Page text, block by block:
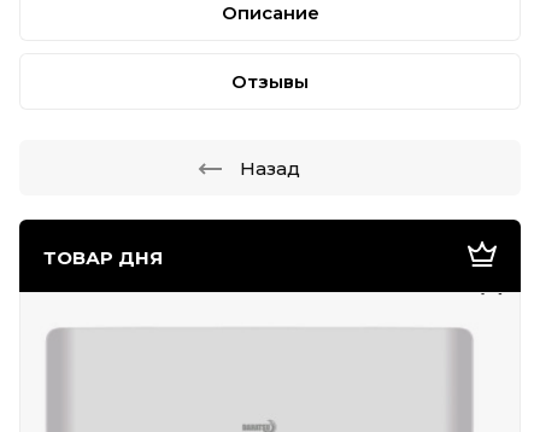
ТОВАР ДНЯ
Описание
Отзывы
Назад